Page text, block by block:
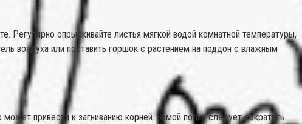
Регулярно опрыскивайте листья мягкой водой комнатной температуры,
воздуха или поставить горшок с растением на поддон с влажным
привести к загниванию корней. Зимой полив следует сократить.